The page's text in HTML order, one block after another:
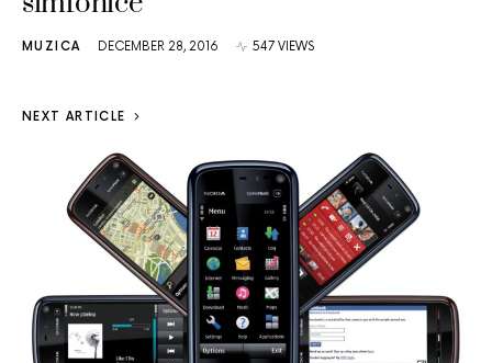
MUZICA DECEMBER 28, 2016 547 VIEWS
NEXT ARTICLE